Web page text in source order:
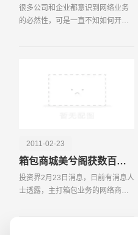
很多公司和企业都意识到网络业务
的必然性，可是一直不知如何开展
2011-02-23
箱包商城美兮阁获数百万元融资 启动大规模招聘
投资界2月23日消息，日前有消息人
士透露，主打箱包业务的网络商城